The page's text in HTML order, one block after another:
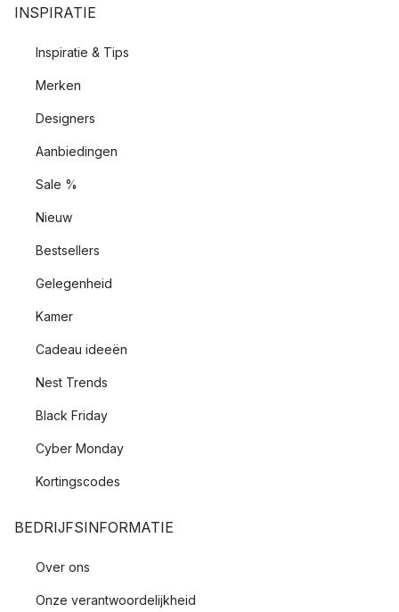
INSPIRATIE
Inspiratie & Tips
Merken
Designers
Aanbiedingen
Sale %
Nieuw
Bestsellers
Gelegenheid
Kamer
Cadeau ideeën
Nest Trends
Black Friday
Cyber Monday
Kortingscodes
BEDRIJFSINFORMATIE
Over ons
Onze verantwoordelijkheid